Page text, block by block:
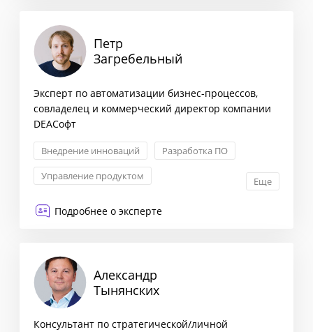
Петр
Загребельный
Эксперт по автоматизации бизнес-процессов,
совладелец и коммерческий директор компании
DEAСофт
Внедрение инноваций
Разработка ПО
Управление продуктом
Еще
Подробнее о эксперте
Александр
Тынянских
Консультант по стратегической/личной